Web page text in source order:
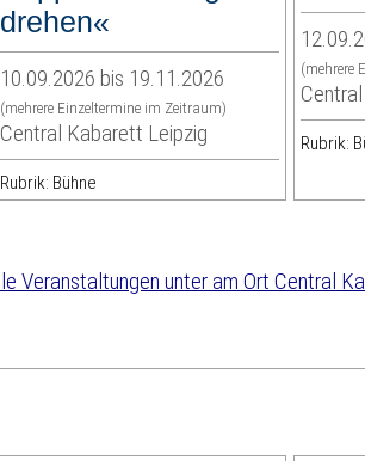
drehen«
10.09.2026 bis 19.11.2026
(mehrere Einzeltermine im Zeitraum)
Central Kabarett Leipzig
Rubrik: Bühne
(mehrere
Rubrik: